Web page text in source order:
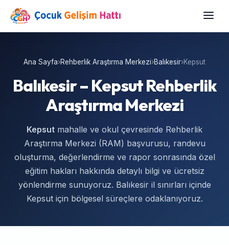
Ana Sayfa›Rehberlik Araştırma Merkezi›Balıkesir›Kepsut
Balıkesir – Kepsut Rehberlik
Araştırma Merkezi
Kepsut mahalle ve okul çevresinde Rehberlik
Araştırma Merkezi (RAM) başvurusu, randevu
oluşturma, değerlendirme ve rapor sonrasında özel
eğitim hakları hakkında detaylı bilgi ve ücretsiz
yönlendirme sunuyoruz. Balıkesir il sınırları içinde
Kepsut için bölgesel süreçlere odaklanıyoruz.